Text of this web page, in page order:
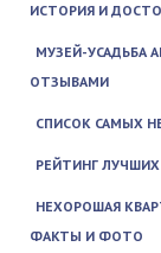
ИСТОРИЯ И
МУЗЕЙ-УСАДЬБА
ОТЗЫВАМИ
СПИСОК САМЫХ
РЕЙТИНГ
НЕХОРОШАЯ
ФАКТЫ И ФОТО